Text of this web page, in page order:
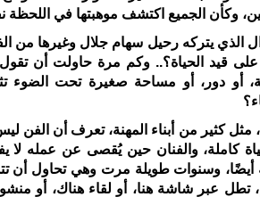
وكأن الجميع اكتشف موهبتها في اللحظة
الذي يتركه رحيل سهام جلال وغيرها من
قيد الحياة؟.. وكم مرة حاولت أن تقول
أو دور، أو مساحة صغيرة تحت الضوء
مثل كثير من أبناء المهنة، تعرف أن الفن
كاملة، والفنان حين يُقصى عن عمله
أيضًا، وسنوات طويلة مرت وهي تحاول أن
تطل عبر شاشة هنا، أو لقاء هناك، أو